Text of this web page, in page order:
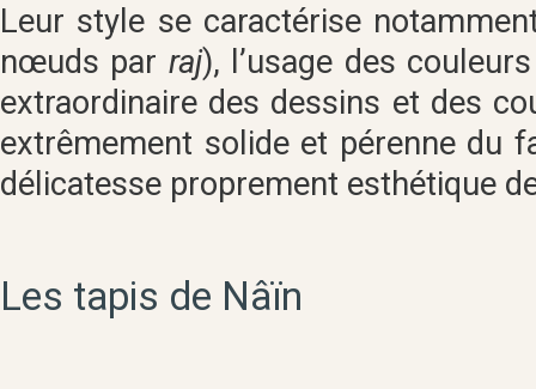
Leur style se caractérise
nœuds par raj), l’usage des
extraordinaire des dessins et des
extrêmement solide et pérenne du
délicatesse proprement esthétique
Les tapis de Nâïn